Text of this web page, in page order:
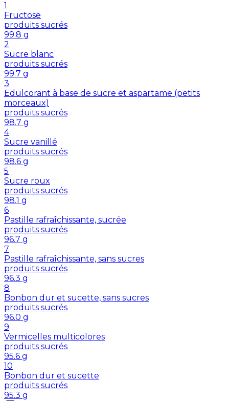
1
Fructose
produits sucrés
99.8 g
2
Sucre blanc
produits sucrés
99.7 g
3
Edulcorant à base de sucre et aspartame (petits
morceaux)
produits sucrés
98.7 g
4
Sucre vanillé
produits sucrés
98.6 g
5
Sucre roux
produits sucrés
98.1 g
6
Pastille rafraîchissante, sucrée
produits sucrés
96.7 g
7
Pastille rafraîchissante, sans sucres
produits sucrés
96.3 g
8
Bonbon dur et sucette, sans sucres
produits sucrés
96.0 g
9
Vermicelles multicolores
produits sucrés
95.6 g
10
Bonbon dur et sucette
produits sucrés
95.3 g